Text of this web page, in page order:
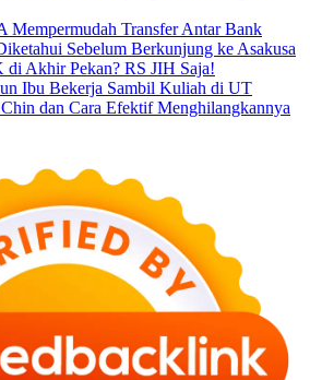
Mempermudah Transfer Antar Bank
Sebelum Berkunjung ke Asakusa
Akhir Pekan? RS JIH Saja!
Ibu Bekerja Sambil Kuliah di UT
dan Cara Efektif Menghilangkannya